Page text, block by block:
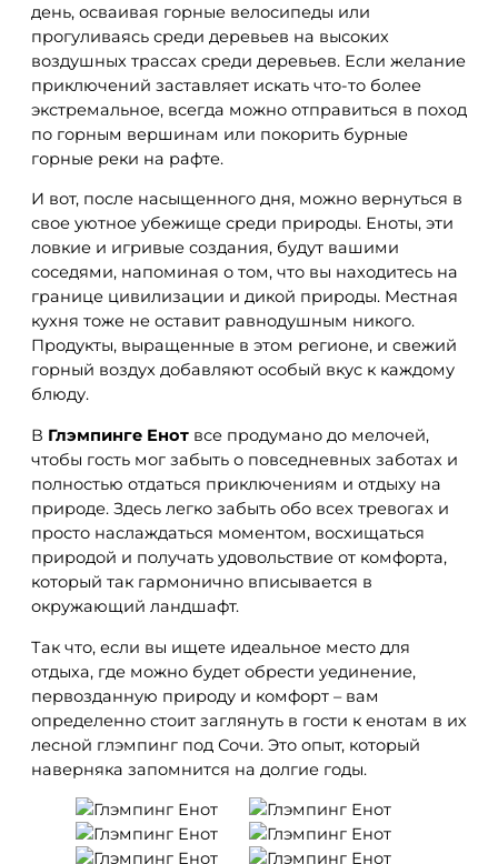
день, осваивая горные велосипеды или
прогуливаясь среди деревьев на высоких
воздушных трассах среди деревьев. Если желание
приключений заставляет искать что-то более
экстремальное, всегда можно отправиться в поход
по горным вершинам или покорить бурные
горные реки на рафте.
И вот, после насыщенного дня, можно вернуться в
свое уютное убежище среди природы. Еноты, эти
ловкие и игривые создания, будут вашими
соседями, напоминая о том, что вы находитесь на
границе цивилизации и дикой природы. Местная
кухня тоже не оставит равнодушным никого.
Продукты, выращенные в этом регионе, и свежий
горный воздух добавляют особый вкус к каждому
блюду.
В Глэмпинге Енот все продумано до мелочей,
чтобы гость мог забыть о повседневных заботах и
полностью отдаться приключениям и отдыху на
природе. Здесь легко забыть обо всех тревогах и
просто наслаждаться моментом, восхищаться
природой и получать удовольствие от комфорта,
который так гармонично вписывается в
окружающий ландшафт.
Так что, если вы ищете идеальное место для
отдыха, где можно будет обрести уединение,
первозданную природу и комфорт – вам
определенно стоит заглянуть в гости к енотам в их
лесной глэмпинг под Сочи. Это опыт, который
наверняка запомнится на долгие годы.